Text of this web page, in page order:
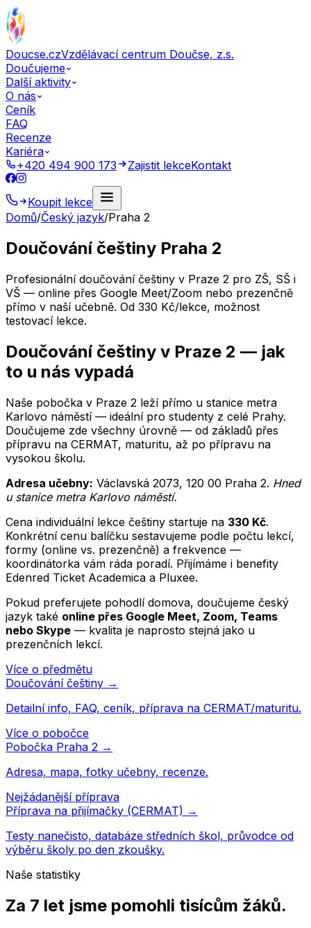
Doucse.czVzdělávací centrum Doučse, z.s.
Doučujeme
Další aktivity
O nás
Ceník
FAQ
Recenze
Kariéra
+420 494 900 173
Zajistit lekceKontakt
Koupit lekce
Domů/Český jazyk/Praha 2
Doučování češtiny Praha 2
Profesionální doučování češtiny v Praze 2 pro ZŠ, SŠ i
VŠ — online přes Google Meet/Zoom nebo prezenčně
přímo v naší učebně. Od 330 Kč/lekce, možnost
testovací lekce.
Doučování češtiny v Praze 2 — jak
to u nás vypadá
Naše pobočka v Praze 2 leží přímo u stanice metra
Karlovo náměstí — ideální pro studenty z celé Prahy.
Doučujeme zde všechny úrovně — od základů přes
přípravu na CERMAT, maturitu, až po přípravu na
vysokou školu.
Adresa učebny: Václavská 2073, 120 00 Praha 2. Hned
u stanice metra Karlovo náměstí.
Cena individuální lekce češtiny startuje na 330 Kč.
Konkrétní cenu balíčku sestavujeme podle počtu lekcí,
formy (online vs. prezenčně) a frekvence —
koordinátorka vám ráda poradí. Přijímáme i benefity
Edenred Ticket Academica a Pluxee.
Pokud preferujete pohodlí domova, doučujeme český
jazyk také online přes Google Meet, Zoom, Teams
nebo Skype — kvalita je naprosto stejná jako u
prezenčních lekcí.
Více o předmětu
Doučování češtiny →
Detailní info, FAQ, ceník, příprava na CERMAT/maturitu.
Více o pobočce
Pobočka Praha 2 →
Adresa, mapa, fotky učebny, recenze.
Nejžádanější příprava
Příprava na přijímačky (CERMAT) →
Testy nanečisto, databáze středních škol, průvodce od
výběru školy po den zkoušky.
Naše statistiky
Za 7 let jsme pomohli tisícům žáků.